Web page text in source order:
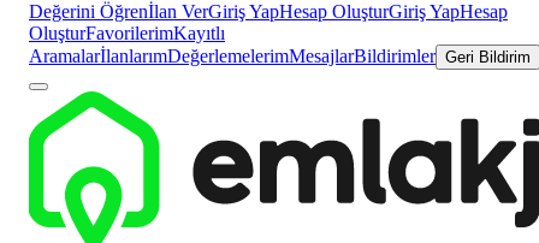
Değerini Öğrenİlan VerGiriş YapHesap OluşturGiriş YapHesap
OluşturFavorilerimKayıtlı
AramalarİlanlarımDeğerlemelerimMesajlarBildirimler Geri Bildirim